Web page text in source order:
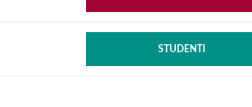
STUDENTI